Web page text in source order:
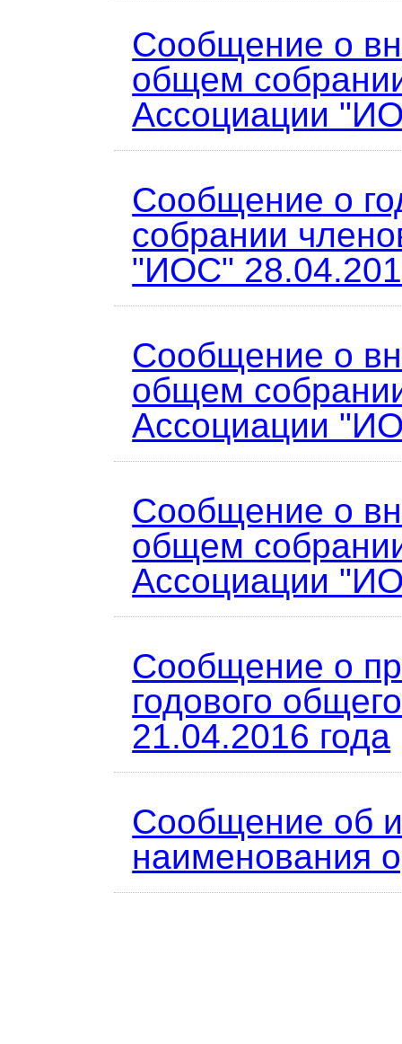
Сообщение о
общем
Ассоциации
Сообщение о
собрании
"ИОС"
Сообщение о
общем
Ассоциации
Сообщение о
общем
Ассоциации
Сообщение о
годового
21.04.2016 года
Сообщение об
наименования